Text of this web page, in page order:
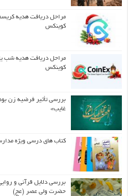
مراحل دریافت هدیه
کوینکس
مراحل دریافت هدیه شب
کوینکس
بررسی تأثیر فرضیه زن
غایب»
کتاب های درسی ویژه
بررسی دلایل قرآنی و
حضرت ولی عصر (عج)